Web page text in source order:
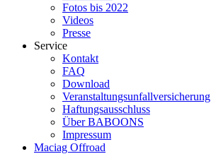
Fotos bis 2022
Videos
Presse
Service
Kontakt
FAQ
Download
Veranstaltungsunfallversicherung
Haftungsausschluss
Über BABOONS
Impressum
Maciag Offroad